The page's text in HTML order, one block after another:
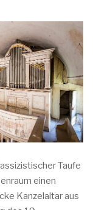
Taufe
einen
Kanzelaltar aus